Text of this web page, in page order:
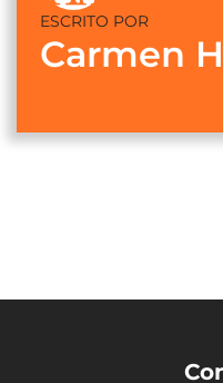
ESCRITO POR
Carmen